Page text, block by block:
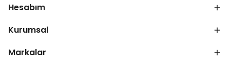
Hesabım
Kurumsal
Markalar